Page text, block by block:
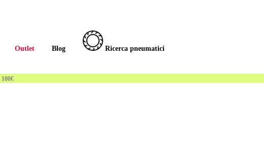
Outlet Blog Ricerca pneumatici
100€